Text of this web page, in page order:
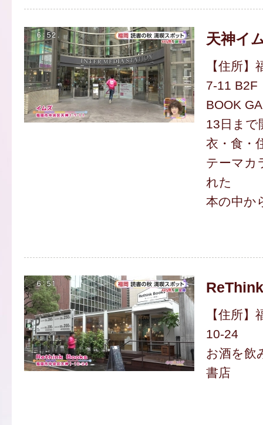
天神イ
【住所
7-11 B2F
BOOK
13日まで
衣・食・
テーマカ
れた
本の中か
【住所
10-24
お酒を飲
書店